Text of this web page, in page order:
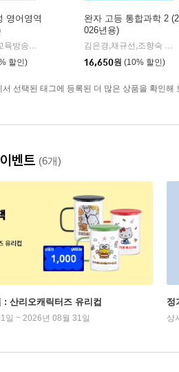
영어영역
방송공사
할인)
완자 고등 통합과학 2 (2
026년용)
김은경,채규선,조향숙 등저
16,650원 (10% 할인)
서 선택된 태그에 등록된 더 많은 상품을 확인해
벤트 (6개)
: 산리오캐릭터즈 유리컵
일 ~ 2026년 08월 31일
정
상